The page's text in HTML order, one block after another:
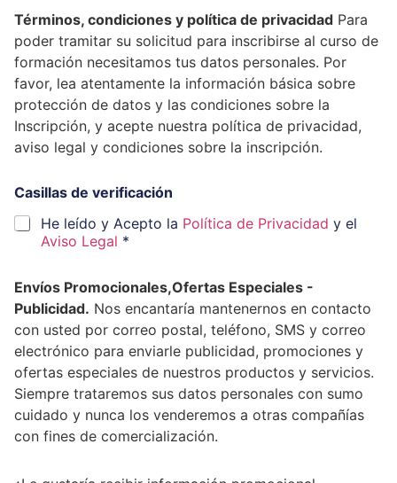
a
c
i
ó
n
N
o
m
b
*
Términos, condiciones y política de privacidad Para
poder tramitar su solicitud para inscribirse al curso de
formación necesitamos tus datos personales. Por
favor, lea atentamente la información básica sobre
protección de datos y las condiciones sobre la
Inscripción, y acepte nuestra política de privacidad,
aviso legal y condiciones sobre la inscripción.
Casillas de verificación
He leído y Acepto la Política de Privacidad y el
Aviso Legal *
Envíos Promocionales,Ofertas Especiales -
Publicidad. Nos encantaría mantenernos en contacto
con usted por correo postal, teléfono, SMS y correo
electrónico para enviarle publicidad, promociones y
ofertas especiales de nuestros productos y servicios.
Siempre trataremos sus datos personales con sumo
cuidado y nunca los venderemos a otras compañías
con fines de comercialización.